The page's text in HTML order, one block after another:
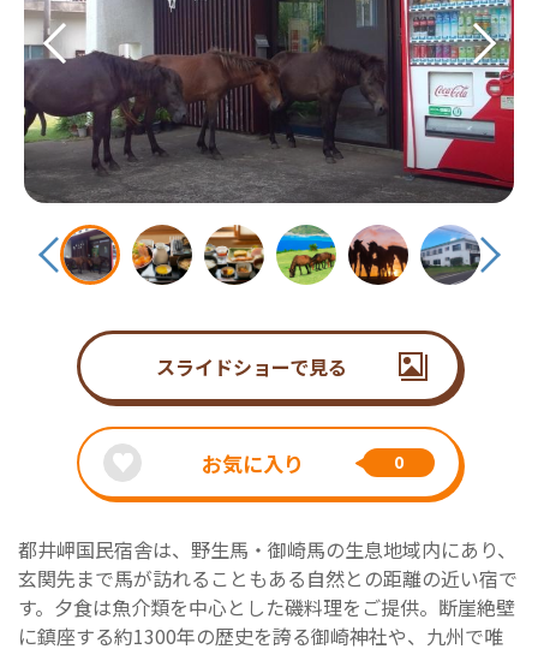
スライドショーで見る
お気に入り 0
都井岬国民宿舎は、野生馬・御崎馬の生息地域内にあり、
玄関先まで馬が訪れることもある自然との距離の近い宿で
す。夕食は魚介類を中心とした磯料理をご提供。断崖絶壁
に鎮座する約1300年の歴史を誇る御崎神社や、九州で唯